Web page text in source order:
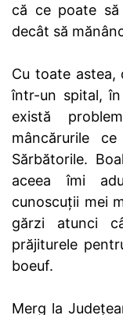
că ce poate să
decât să
Cu toate astea,
într-un spital,
există
mâncărurile
Sărbătorile.
aceea îmi
cunoscuții mei
gărzi atunci
prăjiturele
boeuf.
Merg la